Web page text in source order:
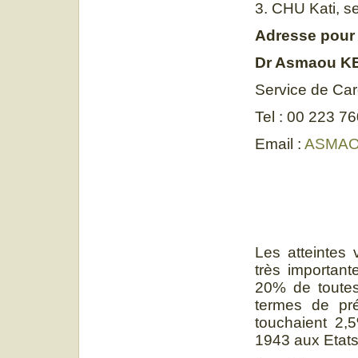
3. CHU Kati,
Adresse
Dr Asmaou
Service de
Tel : 00 223
Email :
Les atteintes
très
20% de
termes de
touchaient
1943 aux